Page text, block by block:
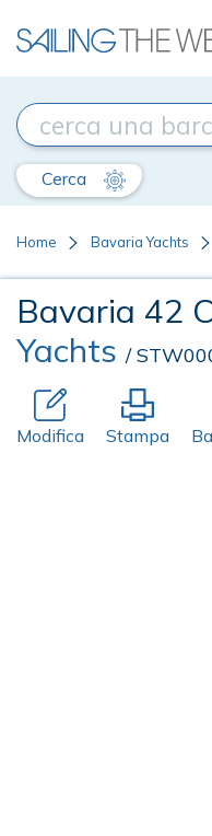
Cerca
Home Bavaria Yachts
Bavaria 42
Yachts /
Modifica Stampa